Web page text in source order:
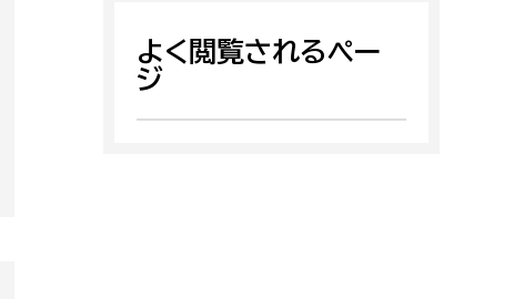
よく閲覧されるペー
ジ